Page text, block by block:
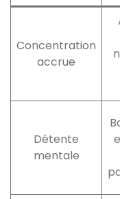
Concentration
accrue
Détente
mentale